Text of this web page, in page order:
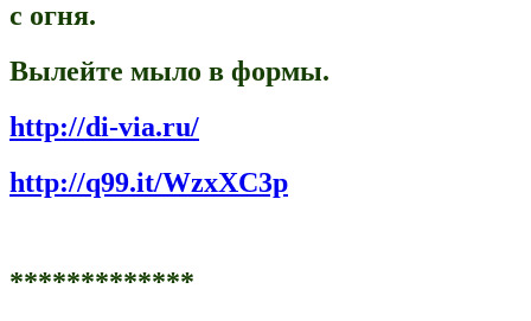
с огня.
Вылейте мыло в формы.
http://di-via.ru/
http://q99.it/WzxXC3p
*************